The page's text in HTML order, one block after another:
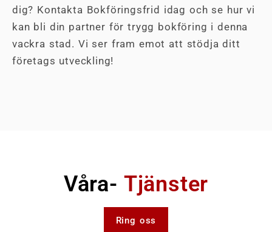
dig? Kontakta Bokföringsfrid idag och se hur vi
kan bli din partner för trygg bokföring i denna
vackra stad. Vi ser fram emot att stödja ditt
företags utveckling!
Våra- Tjänster
Ring oss